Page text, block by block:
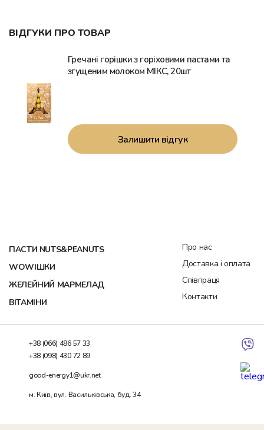
ВІДГУКИ ПРО ТОВАР
Гречані горішки з горіховими пастами та
згущеним молоком МІКС, 20шт
Залишити відгук
ПАСТИ NUTS&PEANUTS
WOWІШКИ
ЖЕЛЕЙНИЙ МАРМЕЛАД
ВІТАМІНИ
Про нас
Доставка і оплата
Співпраця
Контакти
+38 (066) 486 57 33
+38 (098) 430 72 89
good-energy1@ukr.net
м. Київ, вул. Васильківська, буд. 34